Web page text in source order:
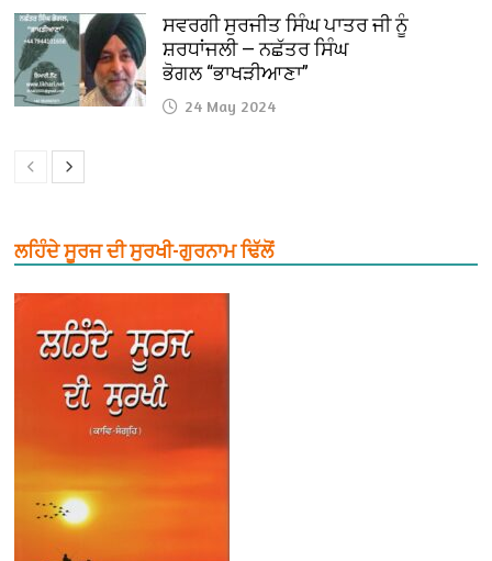
ਸਵਰਗੀ ਸੁਰਜੀਤ ਸਿੰਘ ਪਾਤਰ ਜੀ ਨੂੰ
ਸ਼ਰਧਾਂਜਲੀ — ਨਛੱਤਰ ਸਿੰਘ
ਭੋਗਲ “ਭਾਖੜੀਆਣਾ”
24 May 2024
ਲਹਿੰਦੇ ਸੂਰਜ ਦੀ ਸੁਰਖੀ-ਗੁਰਨਾਮ ਢਿੱਲੋਂ